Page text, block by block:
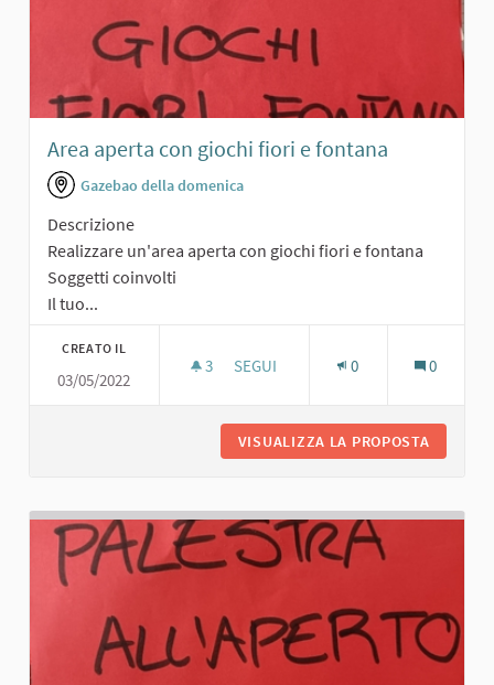
Area aperta con giochi fiori e fontana
Gazebao della domenica
Descrizione
Realizzare un'area aperta con giochi fiori e fontana
Soggetti coinvolti
Il tuo...
CREATO IL
03/05/2022
3 3 SOSTENITORI
SEGUI 0 0
VISUALIZZA LA PROPOSTA